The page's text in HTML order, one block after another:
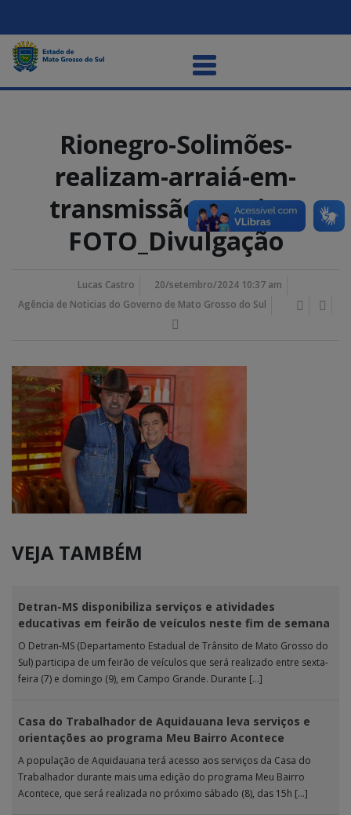
Rionegro-Solimões-
realizam-arraiá-em-
transmissão-ao-vivo-
FOTO_Divulgação
Lucas Castro
20/setembro/2024 10:37 am
Agência de Noticias do Governo de Mato Grosso do Sul
VEJA TAMBÉM
Detran-MS disponibiliza serviços e atividades
educativas em feirão de veículos neste fim de semana
O Detran-MS (Departamento Estadual de Trânsito de Mato Grosso do
Sul) participa de um feirão de veículos que será realizado entre sexta-
feira (7) e domingo (9), em Campo Grande. Durante […]
Casa do Trabalhador de Aquidauana leva serviços e
orientações ao programa Meu Bairro Acontece
A população de Aquidauana terá acesso aos serviços da Casa do
Trabalhador durante mais uma edição do programa Meu Bairro
Acontece, que será realizada no próximo sábado (8), das 15h […]